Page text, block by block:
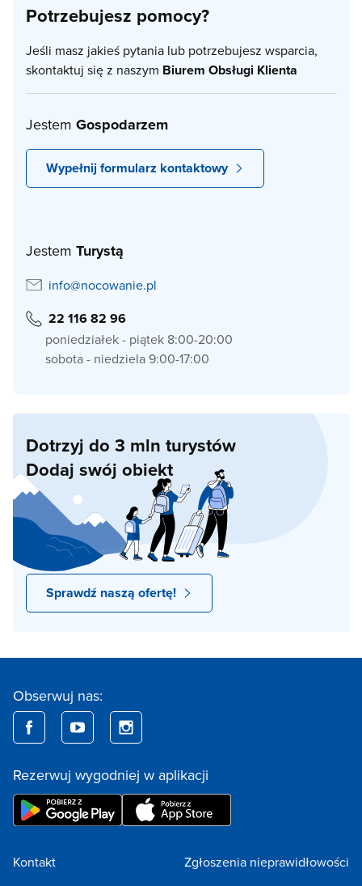
Potrzebujesz pomocy?
Jeśli masz jakieś pytania lub potrzebujesz wsparcia,
skontaktuj się z naszym Biurem Obsługi Klienta
Jestem Gospodarzem
Wypełnij formularz kontaktowy
Jestem Turystą
info@nocowanie.pl
22 116 82 96
poniedziałek - piątek 8:00-20:00
sobota - niedziela 9:00-17:00
Dotrzyj do 3 mln turystów
Dodaj swój obiekt
Sprawdź naszą ofertę!
Obserwuj nas:
Rezerwuj wygodniej w aplikacji
Kontakt
Zgłoszenia nieprawidłowości